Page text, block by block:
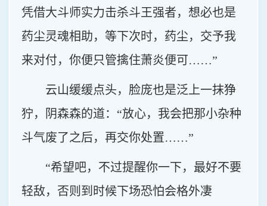
凭借大斗师实力击杀斗王强者，想必也是
药尘灵魂相助，等下次时，药尘，交予我
来对付，你便只管擒住萧炎便可……”
云山缓缓点头，脸庞也是泛上一抹狰
狞，阴森森的道：“放心，我会把那小杂种
斗气废了之后，再交你处置……”
“希望吧，不过提醒你一下，最好不要
轻敌，否则到时候下场恐怕会格外凄